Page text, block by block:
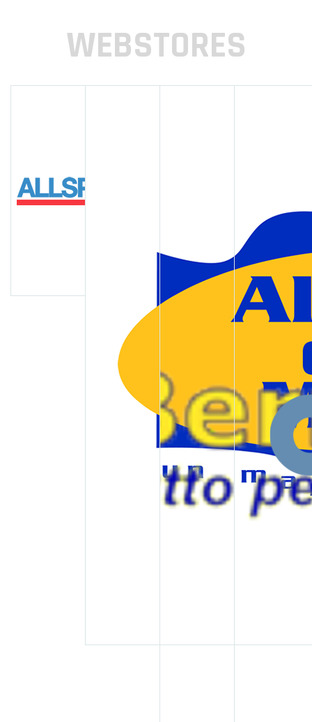
WEBSTORES